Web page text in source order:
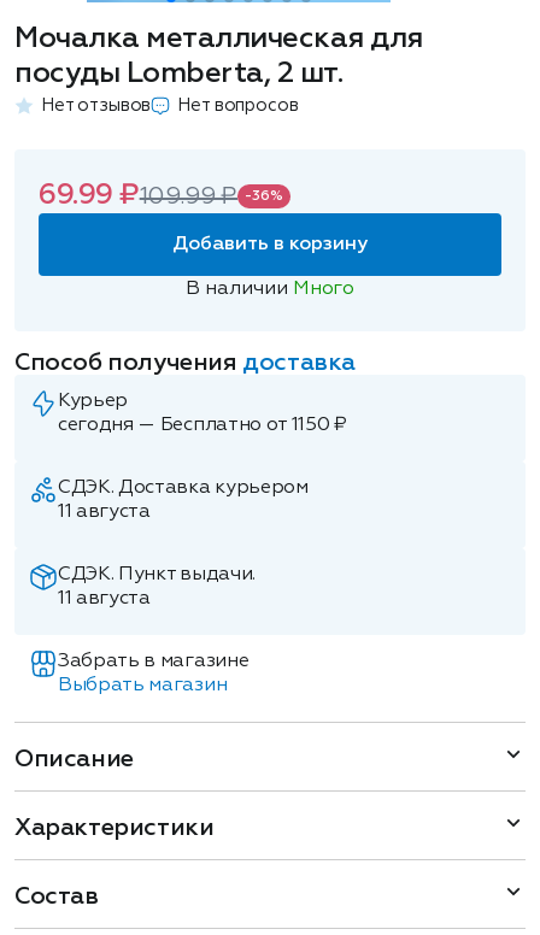
Мочалка металлическая для
посуды Lomberta, 2 шт.
Нет отзывов Нет вопросов
69.99 ₽109.99 ₽ -36%
Добавить в корзину
В наличии Много
Способ получения доставка
Курьер
сегодня — Бесплатно от 1150 ₽
СДЭК. Доставка курьером
11 августа
СДЭК. Пункт выдачи.
11 августа
Забрать в магазине
Выбрать магазин
Описание
Характеристики
Состав